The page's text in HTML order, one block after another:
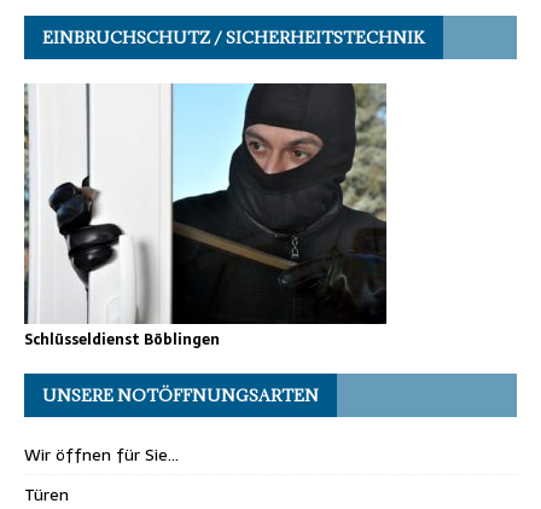
EINBRUCHSCHUTZ / SICHERHEITSTECHNIK
Schlüsseldienst Böblingen
UNSERE NOTÖFFNUNGSARTEN
Wir öffnen für Sie…
Türen